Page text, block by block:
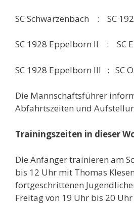
SC Schwarzenbach : SC
SC 1928 Eppelborn II : SC
SC 1928 Eppelborn III : SC
Die Mannschaftsführer
Abfahrtszeiten und
Trainingszeiten in dieser
Die Anfänger trainieren am
bis 12 Uhr mit Thomas
fortgeschrittenen
Freitag von 19 Uhr bis 20